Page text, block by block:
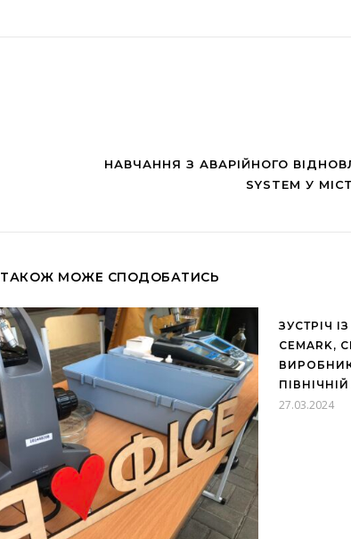
НАВЧАННЯ З АВАРІЙНОГО
SYSTEM У
МОЖЕ СПОДОБАТИСЬ
ЗУСТРІЧ
CEMARK,
27.03.2024